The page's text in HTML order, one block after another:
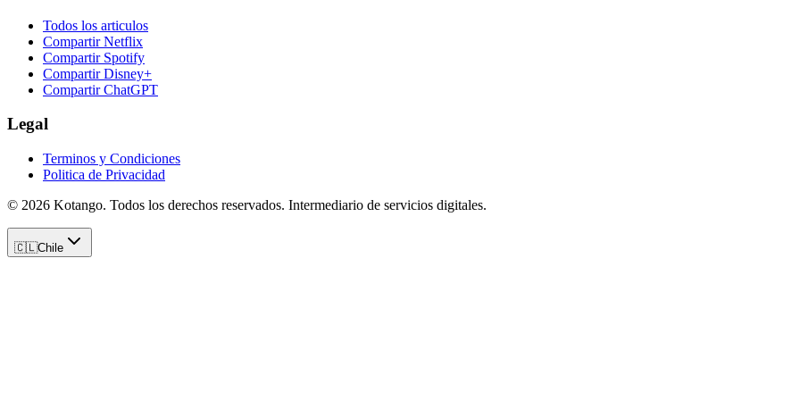
Todos los articulos
Compartir Netflix
Compartir Spotify
Compartir Disney+
Compartir ChatGPT
Legal
Terminos y Condiciones
Politica de Privacidad
© 2026 Kotango. Todos los derechos reservados. Intermediario de servicios digitales.
🇨🇱Chile